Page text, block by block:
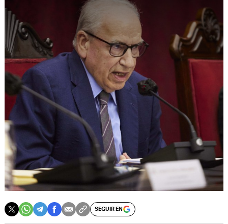
SEGUIR EN